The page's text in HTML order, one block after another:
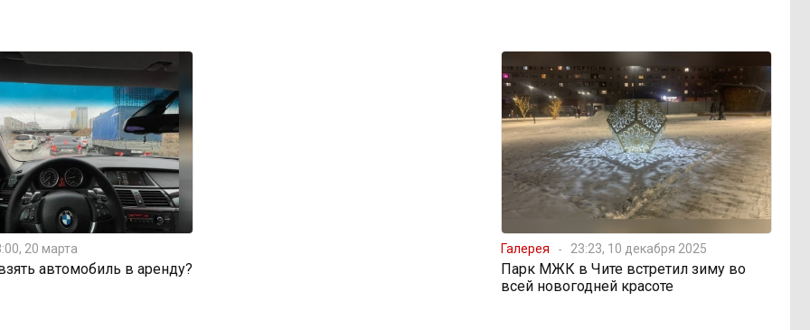
20 марта
автомобиль в аренду?
Галерея 23:23, 10 декабря 2025
Парк МЖК в Чите встретил зиму во
всей новогодней красоте